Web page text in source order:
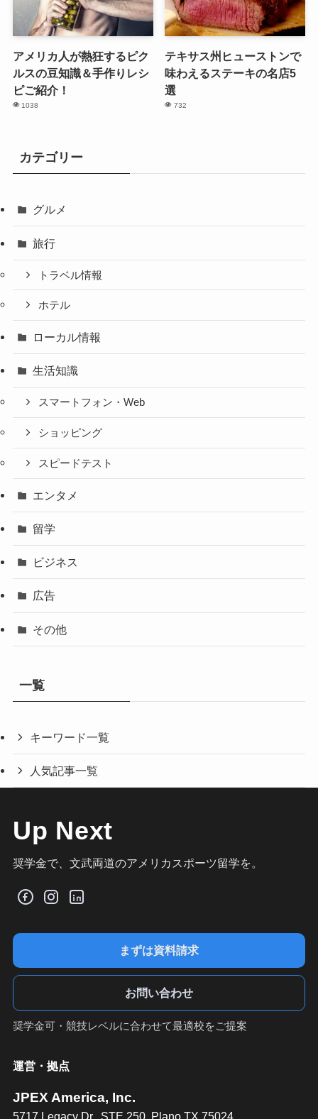
アメリカ人が熱狂するピク
ルスの豆知識＆手作りレシ
ピご紹介！
1038
テキサス州ヒューストンで
味わえるステーキの名店5
選
732
カテゴリー
グルメ
旅行
トラベル情報
ホテル
ローカル情報
生活知識
スマートフォン・Web
ショッピング
スピードテスト
エンタメ
留学
ビジネス
広告
その他
一覧
キーワード一覧
人気記事一覧
Up Next
奨学金で、文武両道のアメリカスポーツ留学を。
まずは資料請求
お問い合わせ
奨学金可・競技レベルに合わせて最適校をご提案
運営・拠点
JPEX America, Inc.
5717 Legacy Dr., STE 250, Plano TX 75024